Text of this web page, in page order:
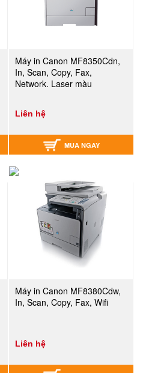
Máy in Canon MF8350Cdn,
In, Scan, Copy, Fax,
Network. Laser màu
Liên hệ
MUA NGAY
Máy in Canon MF8380Cdw,
In, Scan, Copy, Fax, Wifi
Liên hệ